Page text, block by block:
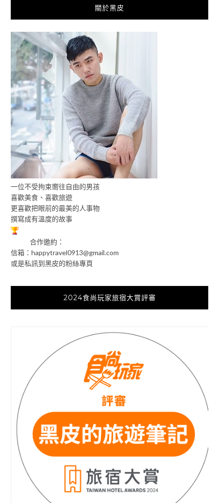
關於黑皮
一位不受拘束嚮往自由的男孩
喜歡美食、喜歡旅遊
更喜歡把眼前的最美的人事物
撰寫成有溫度的故事
合作邀約：
信箱：happytravel0913@gmail.com
或是私訊到黑皮的粉絲專頁
2024食尚玩家旅宿大賞評審